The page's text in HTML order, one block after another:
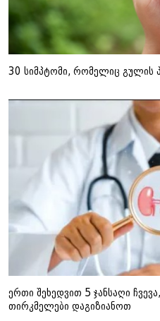
30 სიმპტომი, რომელიც გულის
ერთი შეხედვით 5 ჯანსაღი
თირკმელები დაგიზიანოთ